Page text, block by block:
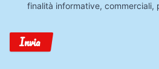
finalità informative, commerciali,
Invia